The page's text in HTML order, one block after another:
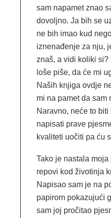
sam napamet znao
dovoljno. Ja bih se
ne bih imao kud
iznenađenje za nju,
znaš, a vidi koliki si?
loše piše, da će mi
Naših knjiga ovdje
mi na pamet da sam
Naravno, neće to
napisati prave
kvaliteti uočiti pa ću
Tako je nastala
repovi kod životinja
Napisao sam je na
papirom pokazujući
sam joj pročitao